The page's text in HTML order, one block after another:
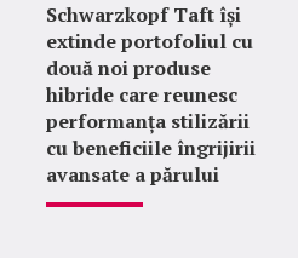
Schwarzkopf Taft își
extinde portofoliul cu
două noi produse
hibride care reunesc
performanța stilizării
cu beneficiile îngrijirii
avansate a părului